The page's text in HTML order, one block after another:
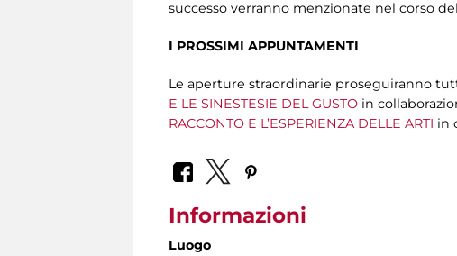
successo verranno menzionate nel corso
I PROSSIMI APPUNTAMENTI
Le aperture straordinarie proseguiranno
E LE SINESTESIE DEL GUSTO in
RACCONTO E L’ESPERIENZA DELLE ARTI in
Informazioni
Luogo